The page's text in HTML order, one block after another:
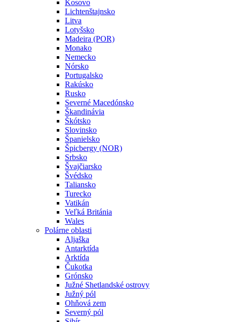
Kosovo
Lichtenštajnsko
Litva
Lotyšsko
Madeira (POR)
Monako
Nemecko
Nórsko
Portugalsko
Rakúsko
Rusko
Severné Macedónsko
Škandinávia
Škótsko
Slovinsko
Španielsko
Špicbergy (NOR)
Srbsko
Švajčiarsko
Švédsko
Taliansko
Turecko
Vatikán
Veľká Británia
Wales
Polárne oblasti
Aljaška
Antarktída
Arktída
Čukotka
Grónsko
Južné Shetlandské ostrovy
Južný pól
Ohňová zem
Severný pól